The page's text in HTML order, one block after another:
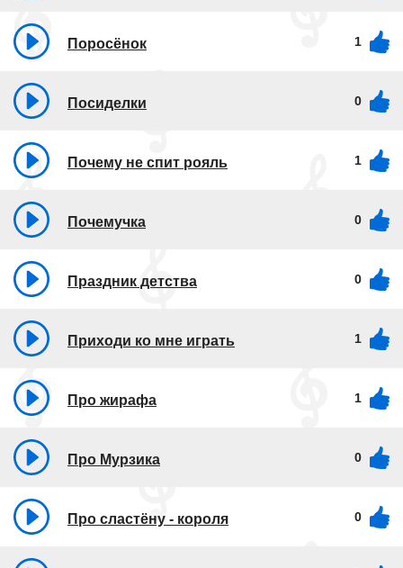
Поросёнок 1
Посиделки 0
Почему не спит рояль 1
Почемучка 0
Праздник детства 0
Приходи ко мне играть 1
Про жирафа 1
Про Мурзика 0
Про сластёну - короля 0